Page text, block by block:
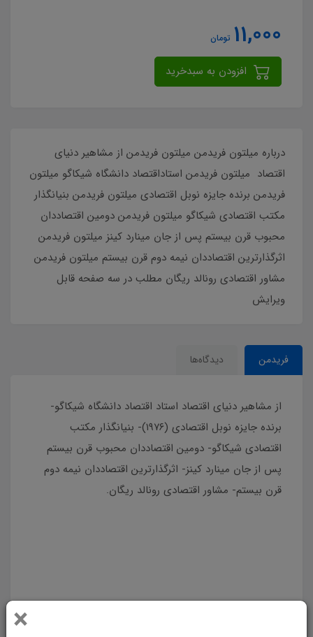
×
11,000 تومان
درباره میلتون فریدمن میلتون فریدمن از مشاهیر دنیای
اقتصاد میلتون فریدمن استاداقتصاد دانشگاه شیکاگو میلتون
فریدمن برنده جایزه نوبل اقتصادی میلتون فریدمن بنیانگذار
مکتب اقتصادی شیکاگو میلتون فریدمن دومین اقتصاددان
محبوب قرن بیستم پس از جان مینارد کینز میلتون فریدمن
اثرگذارترین اقتصاددان نیمه دوم قرن بیستم میلتون فریدمن
مشاور اقتصادی رونالد ریگان مطلب در سه صفحه قابل
ویرایش
فریدمن دیدگاه‌ها
از مشاهیر دنیای اقتصاد استاد اقتصاد دانشگاه شیکاگو-
برنده جایزه نوبل اقتصادی (۱۹۷۶)- بنیانگذار مکتب
اقتصادی شیکاگو- دومین اقتصاددان محبوب قرن بیستم
پس از جان مینارد کینز- اثرگذارترین اقتصاددان نیمه دوم
قرن بیستم- مشاور اقتصادی رونالد ریگان.